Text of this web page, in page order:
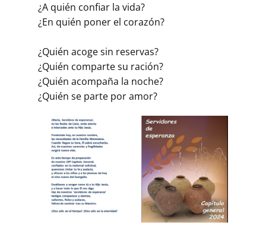
¿A quién confiar la vida?
¿En quién poner el corazón?
¿Quién acoge sin reservas?
¿Quién comparte su ración?
¿Quién acompaña la noche?
¿Quién se parte por amor?